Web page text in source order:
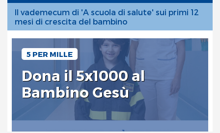
Il vademecum di 'A scuola di salute' sui primi 12
mesi di crescita del bambino
5 PER MILLE
Dona il 5x1000 al
Bambino Gesù